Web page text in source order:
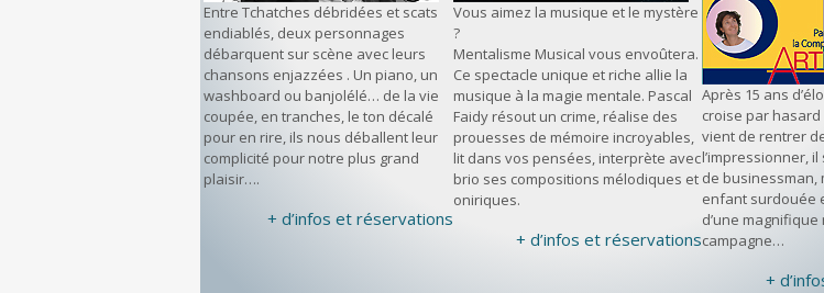
Entre Tchatches débridées et scats
endiablés, deux personnages
débarquent sur scène avec leurs
chansons enjazzées . Un piano, un
washboard ou banjolélé… de la vie
coupée, en tranches, le ton décalé
pour en rire, ils nous déballent leur
complicité pour notre plus grand
plaisir….
+ d’infos et réservations
Vous aimez la musique et le mystère
?
Mentalisme Musical vous envoûtera.
Ce spectacle unique et riche allie la
musique à la magie mentale. Pascal
Faidy résout un crime, réalise des
prouesses de mémoire incroyables,
lit dans vos pensées, interprète avec
brio ses compositions mélodiques et
oniriques.
+ d’infos et réservations
Après 15 ans
croise par hasard
vient de rentrer
l’impressionner,
de businessman,
enfant surdouée
d’une
campagne…
+